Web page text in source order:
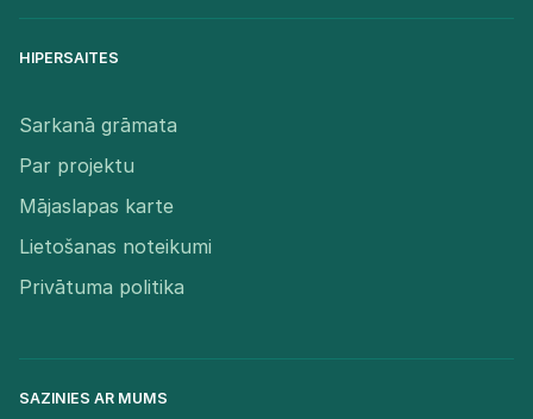
HIPERSAITES
Sarkanā grāmata
Par projektu
Mājaslapas karte
Lietošanas noteikumi
Privātuma politika
SAZINIES AR MUMS